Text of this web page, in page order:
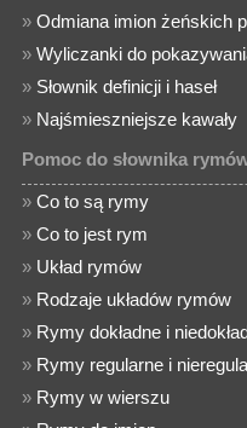
»Odmiana imion żeńskich
»Wyliczanki do
» Słownik definicji i haseł
» Najśmieszniejsze kawały
Pomoc do słownika
»Co to są rymy
»Co to jest rym
» Układ rymów
» Rodzaje układów rymów
» Rymy dokładne i
» Rymy regularne i
» Rymy w wierszu